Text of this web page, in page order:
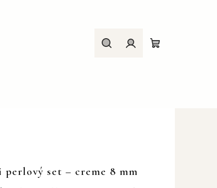
set – creme 8 mm